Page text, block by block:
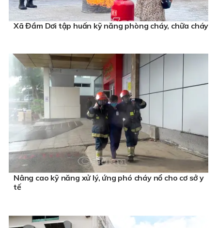
Xã Đầm Dơi tập huấn kỹ năng phòng cháy, chữa cháy
Nâng cao kỹ năng xử lý, ứng phó cháy nổ cho cơ sở y
tế